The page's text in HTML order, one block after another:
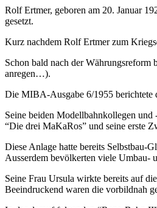
Rolf Ertmer, geboren am 20. Januar
gesetzt.
Kurz nachdem Rolf Ertmer zum
Schon bald nach der Währungsreform
anregen…).
Die MIBA-Ausgabe 6/1955 berichtete
Seine beiden Modellbahnkollegen
“Die drei MaKaRos” und seine erste
Diese Anlage hatte bereits Selbstbau-
Ausserdem bevölkerten viele Umbau-
Seine Frau Ursula wirkte bereits auf
Beeindruckend waren die vorbildnah